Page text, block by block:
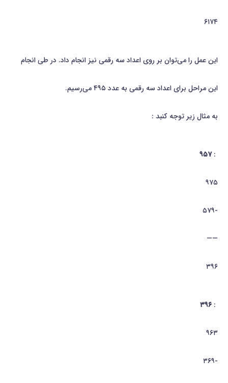
۶۱۷۴
این عمل را می‌توان بر روی اعداد سه رقمی نیز انجام داد. در طی انجام
این مراحل برای اعداد سه رقمی به عدد ۴۹۵ می‌رسیم.
به مثال زیر توجه كنبد :
:۹۵۷
۹۷۵
-۵۷۹
——
۳۹۶
: ۳۹۶
۹۶۳
-۳۶۹